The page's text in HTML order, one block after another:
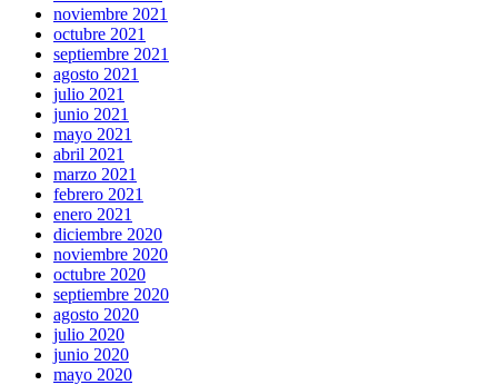
noviembre 2021
octubre 2021
septiembre 2021
agosto 2021
julio 2021
junio 2021
mayo 2021
abril 2021
marzo 2021
febrero 2021
enero 2021
diciembre 2020
noviembre 2020
octubre 2020
septiembre 2020
agosto 2020
julio 2020
junio 2020
mayo 2020